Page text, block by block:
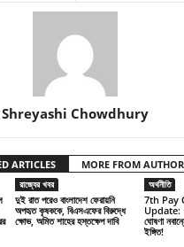
Shreyashi Chowdhury
ARTICLES MORE FROM AUTHOR
রাজ্যের খবর
দুই রাত পরেও বাংলাদেশ ফেরায়নি
অপহৃত কৃষককে, বিএসএফের বিরুদ্ধে
ক্ষোভ, অমিত শাহের হস্তক্ষেপ দাবি
অর্থনীতি
7th Pay
Update:
ঘোষণা
ইঙ্গিত!